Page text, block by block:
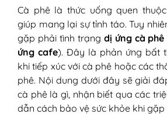
2. Dị ứng Protein
3. Phụ gia và chất
4. Bụi cà phê hoặc
5. Thuốc trừ sâu và
III - Những dấu hiệu dị ứng
ý
1. Dấu hiệu trên da
2. Rối loạn hô hấp
Cà phê là thức uống quen
giúp mang lại sự tỉnh táo. Tuy
gặp phải tình trạng dị ứng cà phê
ứng cafe). Đây là phản ứng bất
khi tiếp xúc với cà phê hoặc các
phê. Nội dung dưới đây sẽ giải
cà phê là gì, nhận biết qua các
dẫn cách bảo vệ sức khỏe khi